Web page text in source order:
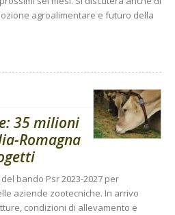
agroalimentare e futuro della
35 milioni
Romagna
bando Psr 2023-2027 per
aziende zootecniche. In arrivo
condizioni di allevamento e